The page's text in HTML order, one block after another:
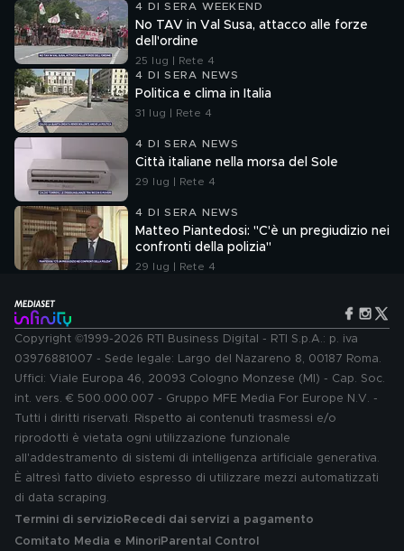
4 DI SERA WEEKEND
No TAV in Val Susa, attacco alle forze
dell'ordine
25 lug | Rete 4
4 DI SERA NEWS
Politica e clima in Italia
31 lug | Rete 4
4 DI SERA NEWS
Città italiane nella morsa del Sole
29 lug | Rete 4
4 DI SERA NEWS
Matteo Piantedosi: "C'è un pregiudizio nei
confronti della polizia"
29 lug | Rete 4
Copyright ©1999-2026 RTI Business Digital - RTI S.p.A.: p. iva
03976881007 - Sede legale: Largo del Nazareno 8, 00187 Roma.
Uffici: Viale Europa 46, 20093 Cologno Monzese (MI) - Cap. Soc.
int. vers. € 500.000.007 - Gruppo MFE Media For Europe N.V. -
Tutti i diritti riservati. Rispetto ai contenuti trasmessi e/o
riprodotti è vietata ogni utilizzazione funzionale
all'addestramento di sistemi di intelligenza artificiale generativa.
È altresì fatto divieto espresso di utilizzare mezzi automatizzati
di data scraping.
Termini di servizio Recedi dai servizi a pagamento
Comitato Media e MinoriParental Control